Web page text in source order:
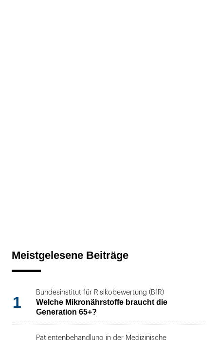
Meistgelesene Beiträge
1
Bundesinstitut für Risikobewertung (BfR)
Welche Mikronährstoffe braucht die
Generation 65+?
Patientenbehandlung in der Medizinische